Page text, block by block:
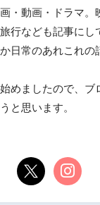
・動画・ドラマ。
行なども記事にし
日常のあれこれの
めましたので、ブ
と思います。